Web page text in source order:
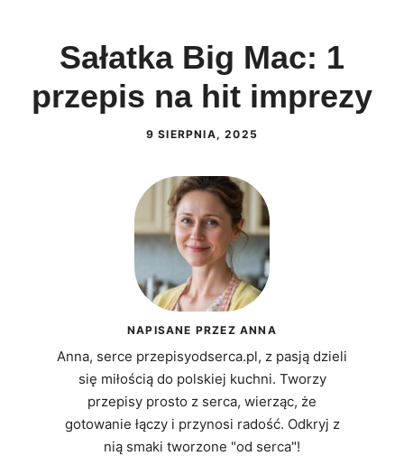
Sałatka Big Mac: 1
przepis na hit imprezy
9 SIERPNIA, 2025
NAPISANE PRZEZ ANNA
Anna, serce przepisyodserca.pl, z pasją dzieli
się miłością do polskiej kuchni. Tworzy
przepisy prosto z serca, wierząc, że
gotowanie łączy i przynosi radość. Odkryj z
nią smaki tworzone "od serca"!